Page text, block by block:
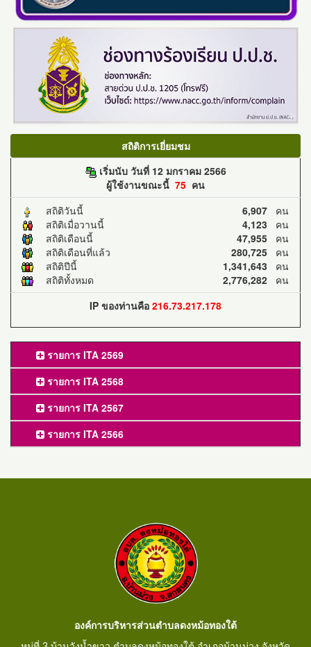
สถิติการเยี่ยมชม
เริ่มนับ วันที่ 12 มกราคม 2566
ผู้ใช้งานขณะนี้ 75 คน
สถิติวันนี้
6,907 คน
สถิติเมื่อวานนี้
4,123 คน
สถิติเดือนนี้
47,955 คน
สถิติเดือนที่แล้ว
280,725 คน
สถิติปีนี้
1,341,643 คน
สถิติทั้งหมด
2,776,282 คน
IP ของท่านคือ 216.73.217.178
รายการ ITA 2569
รายการ ITA 2568
รายการ ITA 2567
รายการ ITA 2566
องค์การบริหารส่วนตำบลดงหม้อทองใต้